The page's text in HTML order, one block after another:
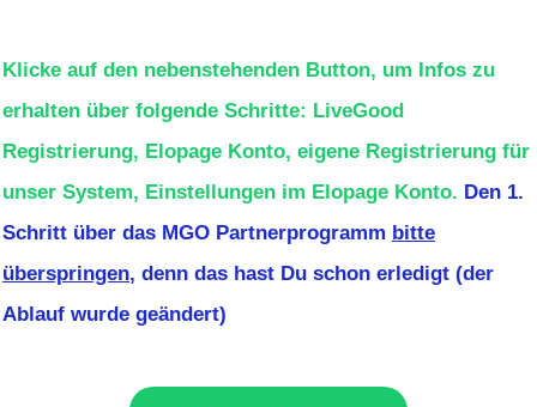
Klicke auf den nebenstehenden Button, um Infos zu
erhalten über folgende Schritte: LiveGood
Registrierung, Elopage Konto, eigene Registrierung für
unser System, Einstellungen im Elopage Konto. Den 1.
Schritt über das MGO Partnerprogramm bitte
überspringen, denn das hast Du schon erledigt (der
Ablauf wurde geändert)